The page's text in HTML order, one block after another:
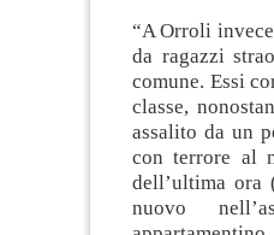
“A Orroli
da ragazzi
comune. Essi
classe,
assalito da un
con terrore al
dell’ultima ora
nuovo